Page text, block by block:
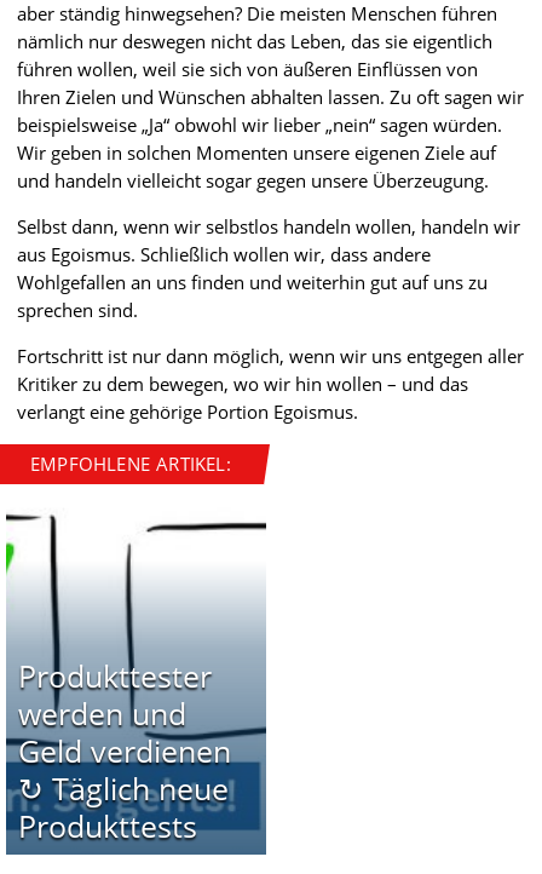
aber ständig hinwegsehen? Die meisten Menschen führen
nämlich nur deswegen nicht das Leben, das sie eigentlich
führen wollen, weil sie sich von äußeren Einflüssen von
Ihren Zielen und Wünschen abhalten lassen. Zu oft sagen wir
beispielsweise „Ja“ obwohl wir lieber „nein“ sagen würden.
Wir geben in solchen Momenten unsere eigenen Ziele auf
und handeln vielleicht sogar gegen unsere Überzeugung.
Selbst dann, wenn wir selbstlos handeln wollen, handeln wir
aus Egoismus. Schließlich wollen wir, dass andere
Wohlgefallen an uns finden und weiterhin gut auf uns zu
sprechen sind.
Fortschritt ist nur dann möglich, wenn wir uns entgegen aller
Kritiker zu dem bewegen, wo wir hin wollen – und das
verlangt eine gehörige Portion Egoismus.
EMPFOHLENE ARTIKEL:
Produkttester
werden und
Geld verdienen
↻ Täglich neue
Produkttests